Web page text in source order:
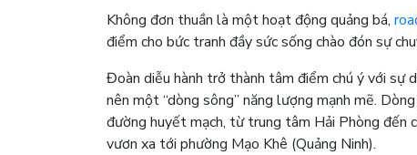
Không đơn thuần là một hoạt động quảng bá,
điểm cho bức tranh đầy sức sống chào đón sự
Đoàn diễu hành trở thành tâm điểm chú ý với sự
nên một “dòng sông” năng lượng mạnh mẽ.
đường huyết mạch, từ trung tâm Hải Phòng đến
vươn xa tới phường Mạo Khê (Quảng Ninh).